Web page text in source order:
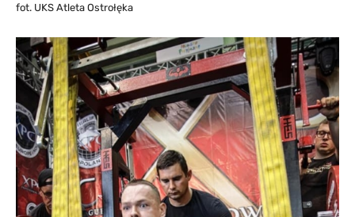
fot. UKS Atleta Ostrołęka